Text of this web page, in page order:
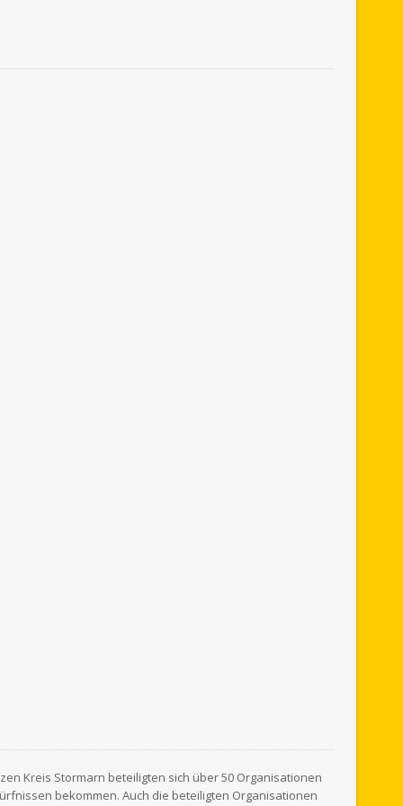
Kreis Stormarn beteiligten sich über 50 Organisationen
bekommen. Auch die beteiligten Organisationen